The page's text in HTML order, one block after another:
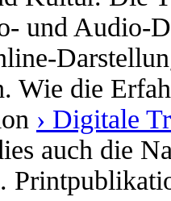
und Audio-
Wie die
› Digitale
auch die